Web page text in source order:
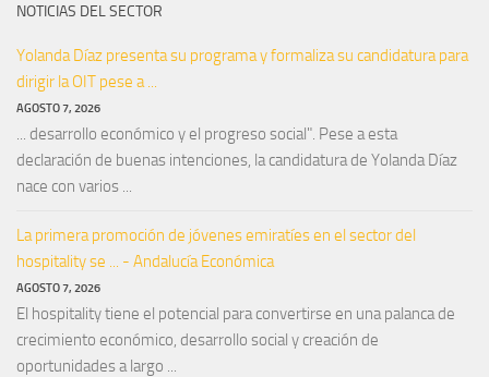
NOTICIAS DEL SECTOR
Yolanda Díaz presenta su programa y formaliza su candidatura para
dirigir la OIT pese a ...
AGOSTO 7, 2026
... desarrollo económico y el progreso social". Pese a esta
declaración de buenas intenciones, la candidatura de Yolanda Díaz
nace con varios ...
La primera promoción de jóvenes emiratíes en el sector del
hospitality se ... - Andalucía Económica
AGOSTO 7, 2026
El hospitality tiene el potencial para convertirse en una palanca de
crecimiento económico, desarrollo social y creación de
oportunidades a largo ...